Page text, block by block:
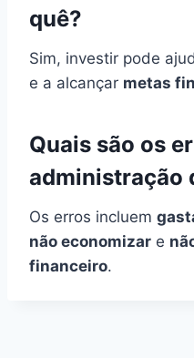
quê?
Sim, investir pode
e a alcançar metas
Quais são os
administração
Os erros incluem
não economizar e
financeiro.